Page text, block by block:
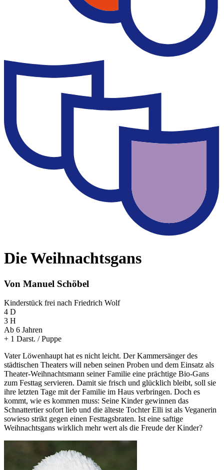
Die Weihnachtsgans
Von Manuel Schöbel
Kinderstück frei nach Friedrich Wolf
4 D
3 H
Ab 6 Jahren
+ 1 Darst. / Puppe
Vater Löwenhaupt hat es nicht leicht. Der Kammersänger des
städtischen Theaters will neben seinen Proben und dem Einsatz als
Theater-Weihnachtsmann seiner Familie eine prächtige Bio-Gans
zum Festtag servieren. Damit sie frisch und glücklich bleibt, soll sie
ihre letzten Tage mit der Familie im Haus verbringen. Doch es
kommt, wie es kommen muss: Seine Kinder gewinnen das
Schnattertier sofort lieb und die älteste Tochter Elli ist als Veganerin
sowieso strikt gegen einen Festtagsbraten. Ist eine saftige
Weihnachtsgans wirklich mehr wert als die Freude der Kinder?